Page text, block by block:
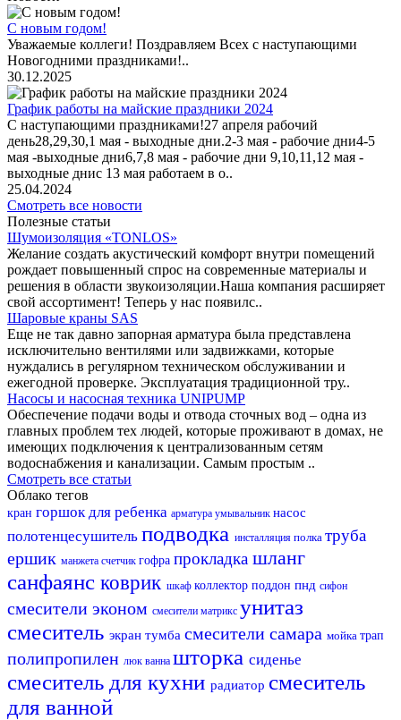
С новым годом!
Уважаемые коллеги! Поздравляем Всех с наступающими
Новогодними праздниками!..
30.12.2025
График работы на майские праздники 2024
С наступающими праздниками!27 апреля рабочий
день28,29,30,1 мая - выходные дни.2-3 мая - рабочие дни4-5
мая -выходные дни6,7,8 мая - рабочие дни 9,10,11,12 мая -
выходные днис 13 мая работаем в о..
25.04.2024
Смотреть все новости
Полезные статьи
Шумоизоляция «TONLOS»
Желание создать акустический комфорт внутри помещений
рождает повышенный спрос на современные материалы и
решения в области звукоизоляции.Наша компания расширяет
свой ассортимент! Теперь у нас появилс..
Шаровые краны SAS
Еще не так давно запорная арматура была представлена
исключительно вентилями или задвижками, которые
нуждались в регулярном техническом обслуживании и
ежегодной проверке. Эксплуатация традиционной тру..
Насосы и насосная техника UNIPUMP
Обеспечение подачи воды и отвода сточных вод – одна из
главных проблем тех людей, которые проживают в домах, не
имеющих подключения к централизованным сетям
водоснабжения и канализации. Самым простым ..
Смотреть все статьи
Облако тегов
кран горшок для ребенка арматура умывальник насос
полотенцесушитель подводка инсталляция полка труба
ершик манжета счетчик гофра прокладка шланг
санфаянс коврик шкаф коллектор поддон пнд сифон
смесители эконом смесители матрикс унитаз
смеситель экран тумба смесители самара мойка трап
полипропилен люк ванна шторка сиденье
смеситель для кухни радиатор смеситель
для ванной